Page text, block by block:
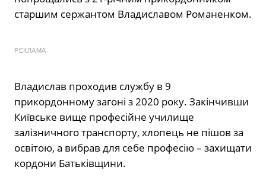
старшим сержантом Владиславом Романенком.
РЕКЛАМА
Владислав проходив службу в 9
прикордонному загоні з 2020 року. Закінчивши
Київське вище професійне училище
залізничного транспорту, хлопець не пішов за
освітою, а вибрав для себе професію – захищати
кордони Батьківщини.